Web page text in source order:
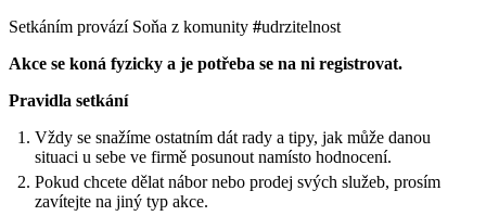
Setkáním provází Soňa z komunity #udrzitelnost
Akce se koná fyzicky a je potřeba se na ni registrovat.
Pravidla setkání
Vždy se snažíme ostatním dát rady a tipy, jak může danou
situaci u sebe ve firmě posunout namísto hodnocení.
Pokud chcete dělat nábor nebo prodej svých služeb, prosím
zavítejte na jiný typ akce.